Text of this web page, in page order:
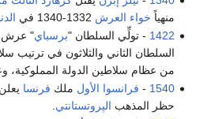
منهياً خواء العرش
1422 - تولِّي السلطان "برسباي" عرش
السلطان الثاني والثلاثون في ترتيب
من عظام سلاطين الدولة المملوكية،
1540
- فرانسوا الأول ملك فرنسا يعلن
حظر المذهب الپروتستانتي.